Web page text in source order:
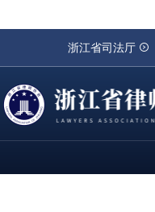
浙江省司法厅